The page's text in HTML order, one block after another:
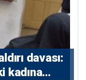
davası:
kadına